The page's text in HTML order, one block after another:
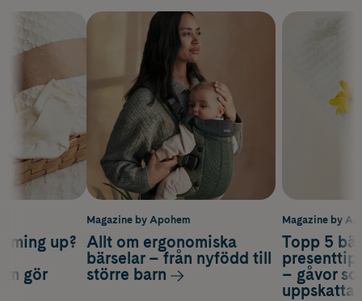
Magazine by
Topp 5
– gåvor
up?
gör
Magazine by Apohem
Allt om ergonomiska
bärselar – från nyfödd till
större barn